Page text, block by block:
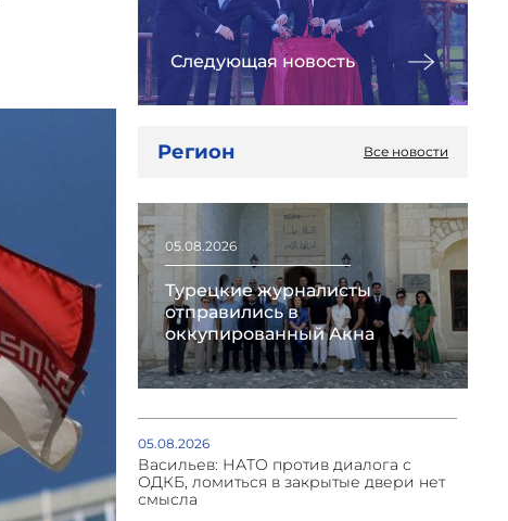
Следующая новость
Регион Все новости
05.08.2026
Турецкие журналисты
отправились в
оккупированный Акна
05.08.2026
Васильев: НАТО против диалога с
ОДКБ, ломиться в закрытые двери нет
смысла